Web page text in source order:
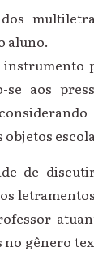
aluno.
aos
de
gênero